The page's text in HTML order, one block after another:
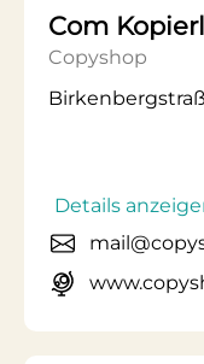
Com
Copyshop
Details